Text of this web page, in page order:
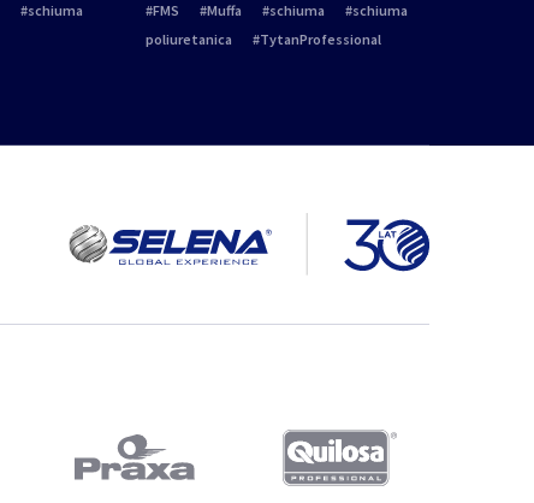
schiuma
FMS Muffa schiuma
schiuma
poliuretanica
TytanProfessional